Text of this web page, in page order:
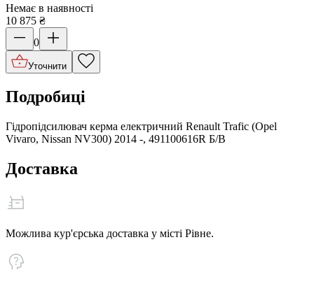
Немає в наявності
10 875 ₴
0
Уточнити
Подробиці
Гідропідсилювач керма електричний Renault Trafic (Opel
Vivaro, Nissan NV300) 2014 -, 491100616R Б/В
Доставка
Можлива кур'єрська доставка у місті Рівне.